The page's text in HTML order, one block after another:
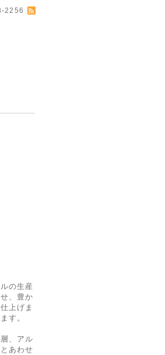
2256
の生産
、豊か
上げま
す。
、アル
あわせ